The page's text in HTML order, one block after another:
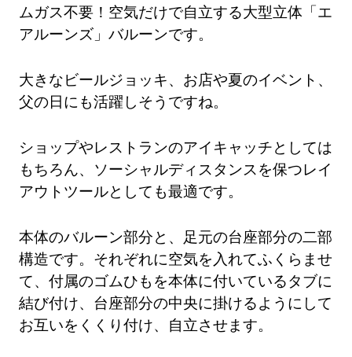
ムガス不要！空気だけで自立する大型立体「エ
アルーンズ」バルーンです。
大きなビールジョッキ、お店や夏のイベント、
父の日にも活躍しそうですね。
ショップやレストランのアイキャッチとしては
もちろん、ソーシャルディスタンスを保つレイ
アウトツールとしても最適です。
本体のバルーン部分と、足元の台座部分の二部
構造です。それぞれに空気を入れてふくらませ
て、付属のゴムひもを本体に付いているタブに
結び付け、台座部分の中央に掛けるようにして
お互いをくくり付け、自立させます。